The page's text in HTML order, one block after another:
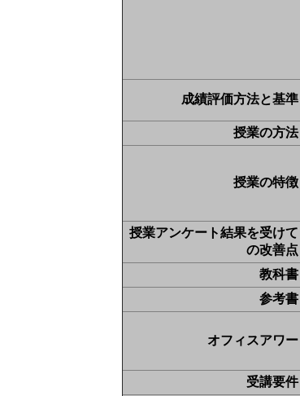
成績評価方法と基準
授業の方法
授業の特徴
授業アンケート結果を受けて
の改善点
教科書
参考書
オフィスアワー
受講要件